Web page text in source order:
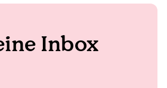
Inbox